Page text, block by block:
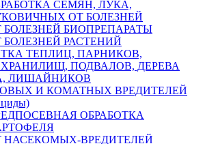
СЕМЯН, ЛУКА,
ОТ БОЛЕЗНЕЙ
БОЛЕЗНЕЙ БИОПРЕПАРАТЫ
БОЛЕЗНЕЙ РАСТЕНИЙ
ТЕПЛИЦ, ПАРНИКОВ,
ПОДВАЛОВ, ДЕРЕВА
ЛИШАЙНИКОВ
И КОМАТНЫХ ВРЕДИТЕЛЕЙ
ОБРАБОТКА
НАСЕКОМЫХ-ВРЕДИТЕЛЕЙ